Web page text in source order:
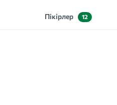
Пікірлер 12